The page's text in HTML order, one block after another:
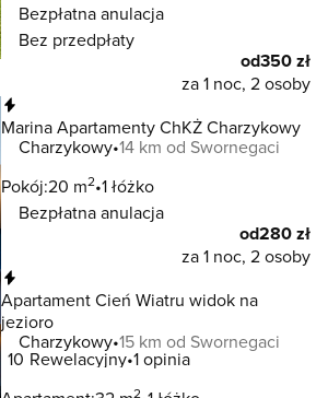
Bezpłatna anulacja
Bez przedpłaty
od350 zł
za 1 noc, 2 osoby
Marina Apartamenty ChKŻ Charzykowy
Charzykowy 14 km od Swornegaci
Pokój:20 m2 1 łóżko
Bezpłatna anulacja
od280 zł
za 1 noc, 2 osoby
Apartament Cień Wiatru widok na
jezioro
Charzykowy 15 km od Swornegaci
10 Rewelacyjny 1 opinia
2